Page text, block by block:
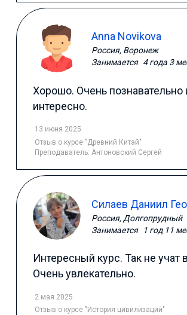
Anna Novikova
Россия, Воронеж
Занимается 4 года 3
Хорошо. Очень познавательно
интересно.
13 июня 2025
Отзыв о курсе "Древний Китай"
Преподаватель: Антоновский Сергей
Силаев Даниил
Россия, Долгопрудный
Занимается
1 год 11
Интересный курс. Так не учат
Очень увлекательно.
2 мая 2025
Отзыв о курсе "История цивилизаций"